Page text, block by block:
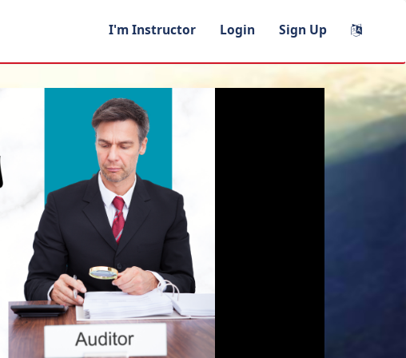
I'm Instructor Login Sign Up